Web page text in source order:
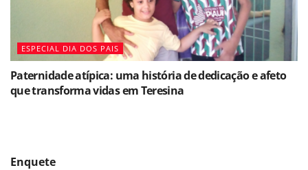
ESPECIAL DIA DOS PAIS
Paternidade atípica: uma história de dedicação e afeto
que transforma vidas em Teresina
Enquete